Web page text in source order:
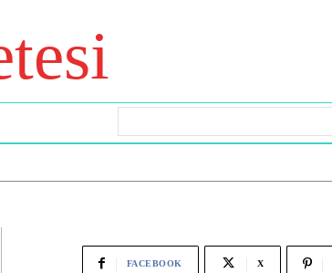
FACEBOOK X